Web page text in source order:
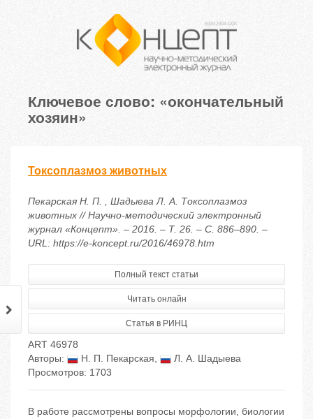
Ключевое слово: «окончательный
хозяин»
Токсоплазмоз животных
Пекарская Н. П. , Шадыева Л. А. Токсоплазмоз
животных // Научно-методический электронный
журнал «Концепт». – 2016. – Т. 26. – С. 886–890. –
URL: https://e-koncept.ru/2016/46978.htm
Полный текст статьи
Читать онлайн
Статья в РИНЦ
ART 46978
Авторы:
Н. П. Пекарская,
Л. А. Шадыева
Просмотров: 1703
В работе рассмотрены вопросы морфологии, биологии